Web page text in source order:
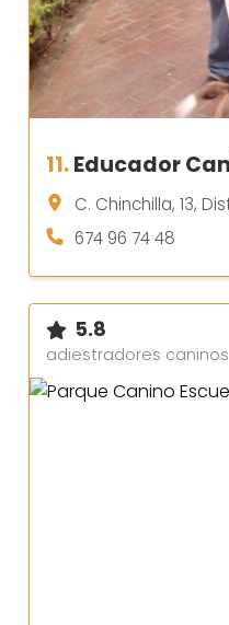
11.Educador
C. Chinchilla, 13,
674 96 74 48
5.8
adiestradores caninos